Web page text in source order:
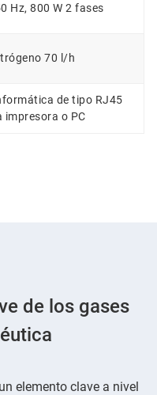
Hz, 800 W 2 fases
70 l/h
de tipo RJ45
impresora o PC
de los gases
elemento clave a nivel